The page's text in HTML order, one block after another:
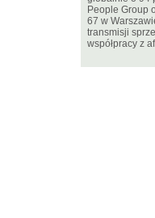
People Group
67 w
transmisji
współpracy z